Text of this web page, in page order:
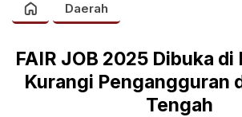
Daerah
FAIR JOB 2025 Dibuka di
Kurangi Pengangguran
Tengah